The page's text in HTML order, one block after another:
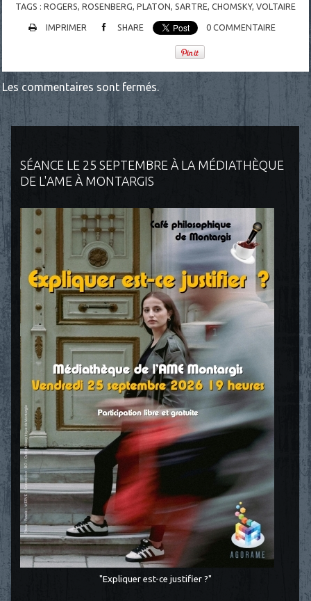
SÉANCE LE 25 SEPTEMBRE À LA MÉDIATHÈQUE
DE L'AME À MONTARGIS
"Expliquer est-ce justifier ?"
TAGS : ROGERS ROSENBERG PLATON SARTRE CHOMSKY, VOLTAIRE
IMPRIMER SHARE 0 COMMENTAIRE
Les commentaires sont fermés.